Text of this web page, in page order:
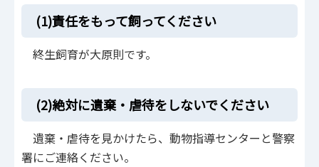
(1)責任をもって飼ってください
終生飼育が大原則です。
(2)絶対に遺棄・虐待をしないでください
遺棄・虐待を見かけたら、動物指導センターと警察
署にご連絡ください。